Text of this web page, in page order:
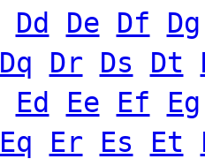
Dd De Df
Dg
Dq
Dr Ds Dt
Ed Ee Ef
Eg
Eq
Er Es Et